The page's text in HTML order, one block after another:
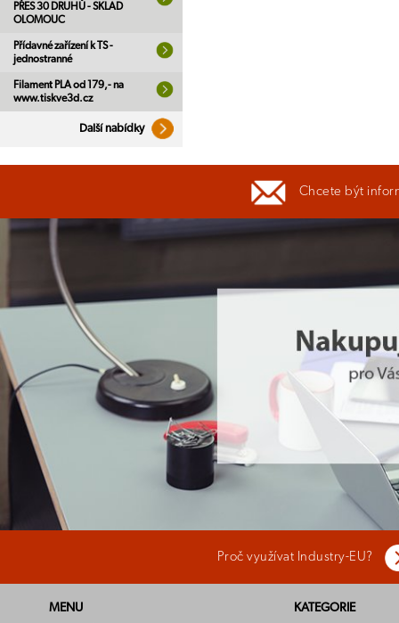
PŘES 30 DRUHŮ - SKLAD
OLOMOUC
Přídavné zařízení k TS -
jednostranné
Filament PLA od 179,- na
www.tiskve3d.cz
Další nabídky
Chcete být
Proč využívat Industry-EU?
MENU
KATEGORIE